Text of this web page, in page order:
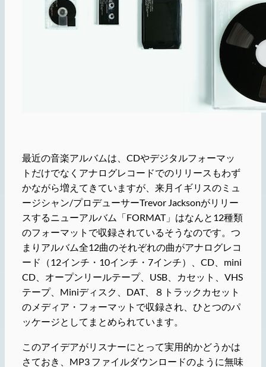
最近の音楽アルバムは、CDやデジタルフォーマッ
トだけでなくアナログレコードでのリリースもわず
かながら増えてきていますが、来月イギリスのミュ
ージシャン/プロデューサーTrevor Jacksonがリリー
スするニューアルバム「FORMAT」はなんと12種類
のフォーマットで収録されているそうなのです。つ
まりアルバム全12曲のそれぞれの曲がアナログレコ
ード（12インチ・10インチ・7インチ）、CD、mini
CD、オープンリールテープ、USB、カセット、VHS
テープ、Miniディスク、DAT、８トラックカセット
のメディア・フォーマットで収録され、ひとつのパ
ッケージとしてまとめられています。
このアイデアがリスナーにとって実用的かどうかは
さておき、MP3 ファイルダウンロードのように無味